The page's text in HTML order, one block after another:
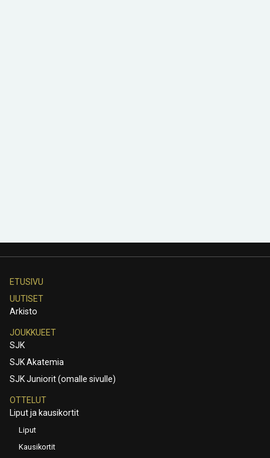
ETUSIVU
UUTISET
Arkisto
JOUKKUEET
SJK
SJK Akatemia
SJK Juniorit (omalle sivulle)
OTTELUT
Liput ja kausikortit
Liput
Kausikortit